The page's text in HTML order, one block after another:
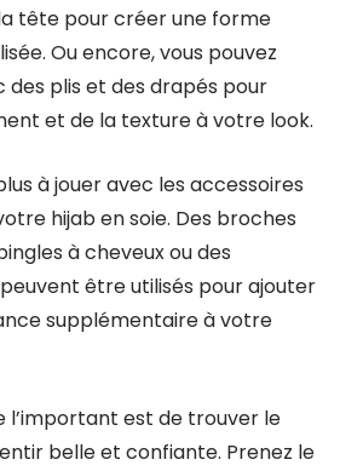
tête pour créer une forme
Ou encore, vous pouvez
plis et des drapés pour
et de la texture à votre look.
à jouer avec les accessoires
hijab en soie. Des broches
à cheveux ou des
être utilisés pour ajouter
supplémentaire à votre
l’important est de trouver le
belle et confiante. Prenez le